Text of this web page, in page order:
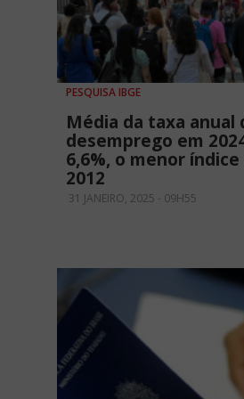
PESQUISA IBGE
Média da taxa anual
desemprego em
6,6%, o menor
2012
31 JANEIRO, 2025 - 09H55